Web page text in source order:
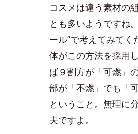
コスメは違う素材の
とも多いようですね
ール”で考えてみて
体がこの方法を採用
ば９割方が「可燃」
部が「不燃」でも「
ということ。無理に
夫ですよ。